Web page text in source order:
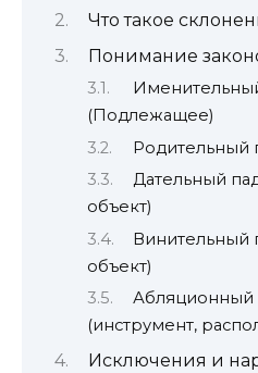
Что такое
Понимание
(Подлежащее)
Родительный
Дательный
объект)
объект)
Абляционный
(инструмент,
Исключения и